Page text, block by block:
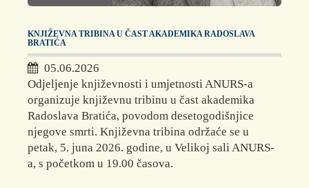
KNJIŽEVNA TRIBINA U ČAST AKADEMIKA RADOSLAVA
BRATIĆA
05.06.2026
Odjeljenje književnosti i umjetnosti ANURS-a
organizuje književnu tribinu u čast akademika
Radoslava Bratića, povodom desetogodišnjice
njegove smrti. Književna tribina održaće se u
petak, 5. juna 2026. godine, u Velikoj sali ANURS-
a, s početkom u 19.00 časova.